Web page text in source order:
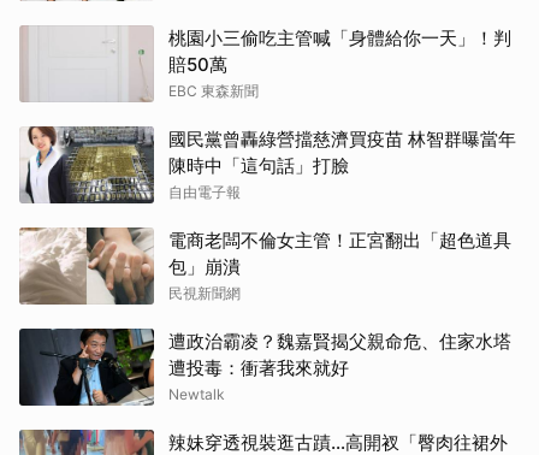
桃園小三偷吃主管喊「身體給你一天」！判
賠50萬
EBC 東森新聞
國民黨曾轟綠營擋慈濟買疫苗 林智群曝當年
陳時中「這句話」打臉
自由電子報
電商老闆不倫女主管！正宮翻出「超色道具
包」崩潰
民視新聞網
遭政治霸凌？魏嘉賢揭父親命危、住家水塔
遭投毒：衝著我來就好
Newtalk
辣妹穿透視裝逛古蹟…高開衩「臀肉往裙外